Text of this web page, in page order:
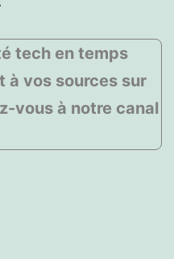
tech en temps
à vos sources sur
vous à notre canal